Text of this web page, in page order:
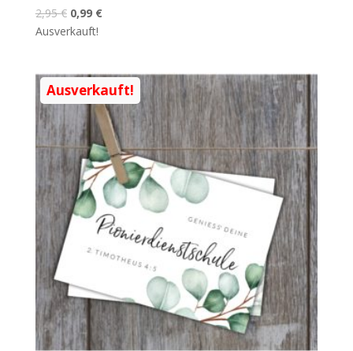
2,95€ 0,99 €
Ausverkauft!
Ausverkauft!